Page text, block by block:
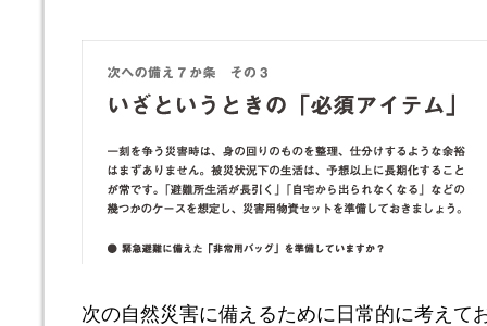
次の自然災害に備えるために日常的に考えて